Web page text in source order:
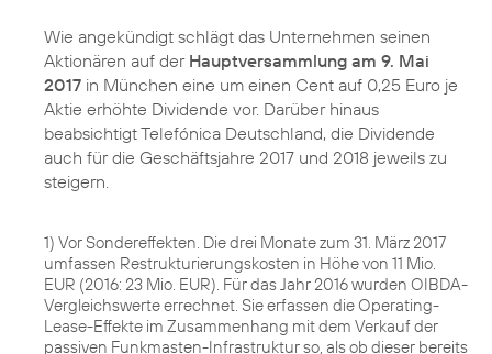
Wie angekündigt schlägt das Unternehmen seinen
Aktionären auf der Hauptversammlung am 9. Mai
2017 in München eine um einen Cent auf 0,25 Euro je
Aktie erhöhte Dividende vor. Darüber hinaus
beabsichtigt Telefónica Deutschland, die Dividende
auch für die Geschäftsjahre 2017 und 2018 jeweils zu
steigern.
1) Vor Sondereffekten. Die drei Monate zum 31. März 2017
umfassen Restrukturierungskosten in Höhe von 11 Mio.
EUR (2016: 23 Mio. EUR). Für das Jahr 2016 wurden OIBDA-
Vergleichswerte errechnet. Sie erfassen die Operating-
Lease-Effekte im Zusammenhang mit dem Verkauf der
passiven Funkmasten-Infrastruktur so, als ob dieser bereits